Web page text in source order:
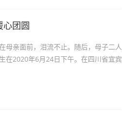
心团圆
母亲面前，泪流不止。随后，母子二人
在2020年6月24日下午。在四川省宜宾